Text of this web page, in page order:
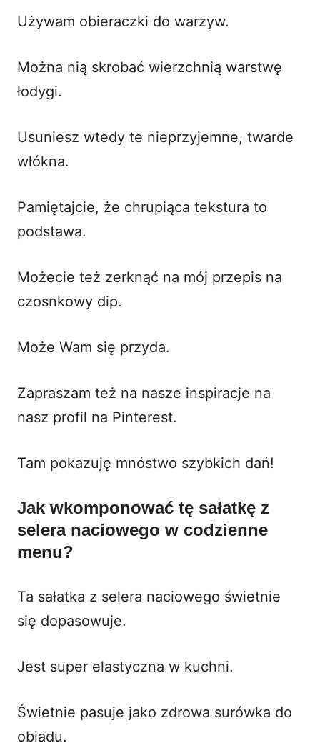
Używam obieraczki do warzyw.
Można nią skrobać wierzchnią warstwę
łodygi.
Usuniesz wtedy te nieprzyjemne, twarde
włókna.
Pamiętajcie, że chrupiąca tekstura to
podstawa.
Możecie też zerknąć na mój przepis na
czosnkowy dip.
Może Wam się przyda.
Zapraszam też na nasze inspiracje na
nasz profil na Pinterest.
Tam pokazuję mnóstwo szybkich dań!
Jak wkomponować tę sałatkę z
selera naciowego w codzienne
menu?
Ta sałatka z selera naciowego świetnie
się dopasowuje.
Jest super elastyczna w kuchni.
Świetnie pasuje jako zdrowa surówka do
obiadu.